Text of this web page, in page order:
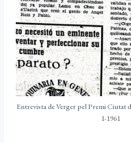
Entrevista de Verger pel Premi Ciutat
1-1961